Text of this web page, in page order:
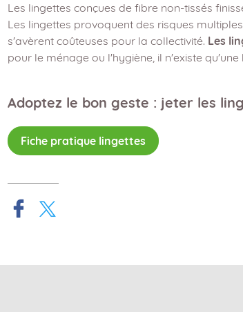
Les lingettes conçues de fibre non-tissés
Les lingettes provoquent des risques
s'avèrent coûteuses pour la collectivité. Les
pour le ménage ou l'hygiène, il n'existe
Adoptez le bon geste : jeter les
Fiche pratique lingettes